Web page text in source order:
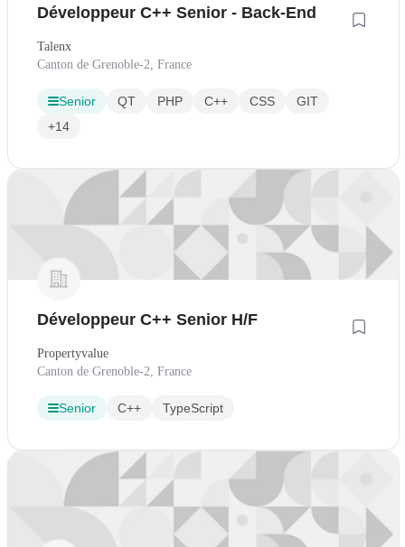
Développeur C++ Senior - Back-End
Talenx
Canton de Grenoble-2, France
Senior QT PHP C++ CSS
GIT
+14
Développeur C++ Senior H/F
Propertyvalue
Canton de Grenoble-2, France
Senior C++ TypeScript